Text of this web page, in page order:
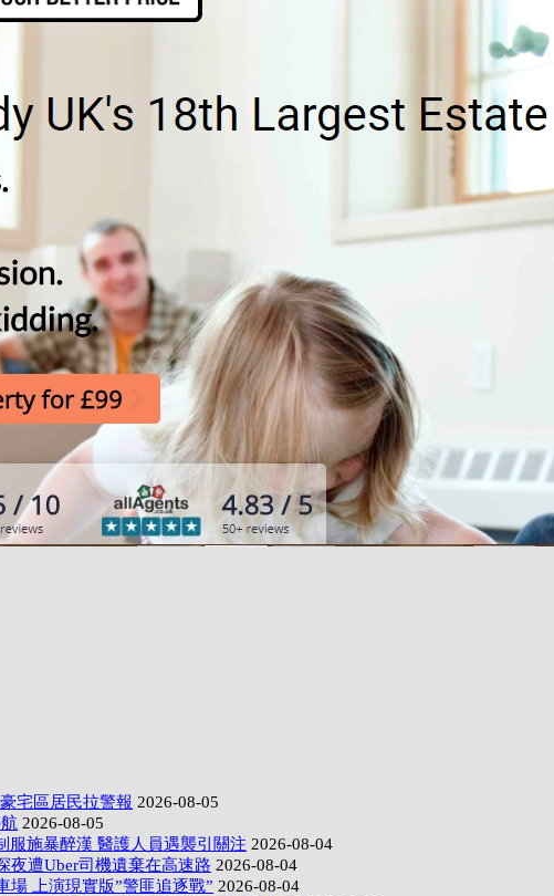
宅區居民拉警報 2026-08-05
2026-08-05
服施暴醉漢 醫護人員遇襲引關注 2026-08-04
夜遭Uber司機遺棄在高速路 2026-08-04
場 上演現實版”警匪追逐戰” 2026-08-04